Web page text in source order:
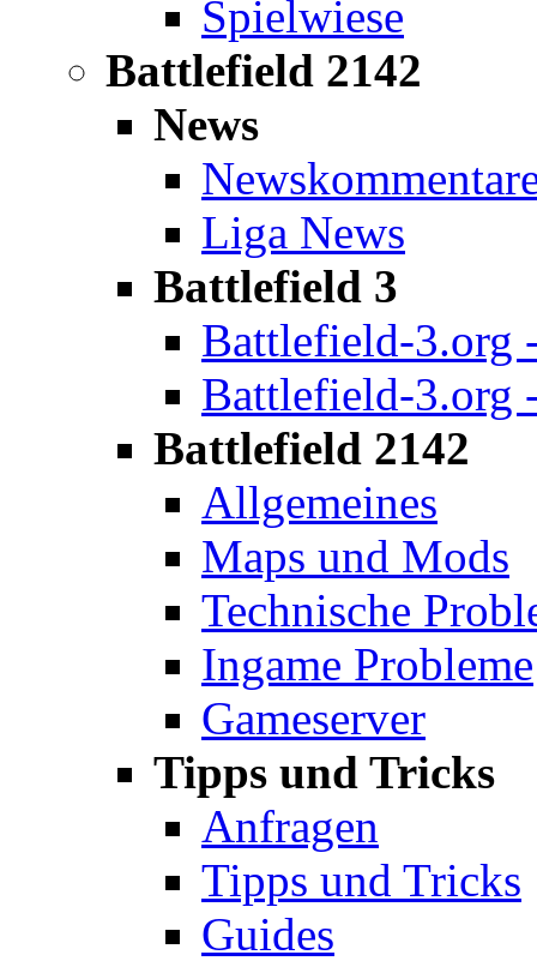
Spielwiese
Battlefield 2142
News
Liga News
Battlefield 3
Battlefield-3.org
Battlefield-3.org
Battlefield 2142
Allgemeines
Maps und Mods
Technische
Ingame Probleme
Gameserver
Tipps und Tricks
Anfragen
Tipps und Tricks
Guides